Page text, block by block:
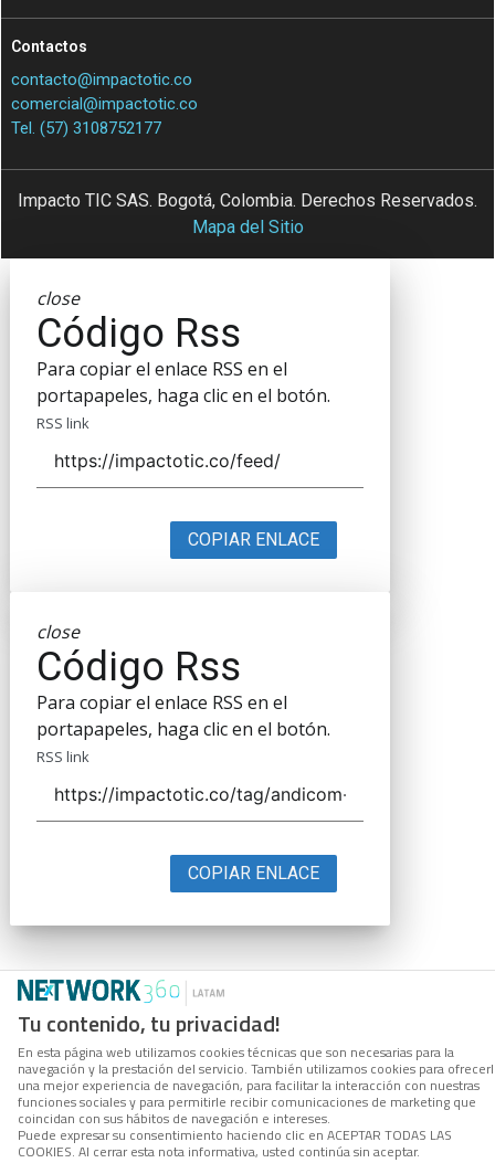
Tu contenido, tu privacidad!
En esta página web utilizamos cookies técnicas que son necesarias para la
navegación y la prestación del servicio. También utilizamos cookies para
una mejor experiencia de navegación, para facilitar la interacción con nuestras
funciones sociales y para permitirle recibir comunicaciones de marketing que
coincidan con sus hábitos de navegación e intereses.
Puede expresar su consentimiento haciendo clic en ACEPTAR TODAS LAS
COOKIES. Al cerrar esta nota informativa, usted continúa sin aceptar.
Contactos
contacto@impactotic.co
comercial@impactotic.co
Tel. (57) 3108752177
Impacto TIC SAS. Bogotá, Colombia. Derechos Reservados.
Mapa del Sitio
close
Código Rss
Para copiar el enlace RSS en el
portapapeles, haga clic en el botón.
RSS link
COPIAR ENLACE
close
Código Rss
Para copiar el enlace RSS en el
portapapeles, haga clic en el botón.
RSS link
COPIAR ENLACE